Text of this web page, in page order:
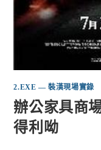
2.EXE — 裝潢現場實錄
辦公家具商
得利呦